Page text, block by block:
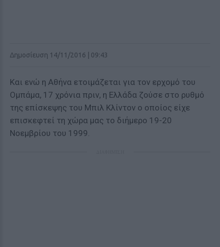
Δημοσίευση 14/11/2016 | 09:43
Και ενώ η Αθήνα ετοιμάζεται για τον ερχομό του
Ομπάμα, 17 χρόνια πριν, η Ελλάδα ζούσε στο ρυθμό
της επίσκεψης του Μπιλ Κλίντον ο οποίος είχε
επισκεφτεί τη χώρα μας το διήμερο 19-20
Νοεμβρίου του 1999.